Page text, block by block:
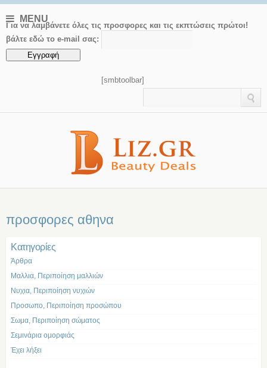
MENU
Για να λαμβάνετε όλες τις προσφορες και τις εκπτώσεις πρώτοι!
βάλτε εδώ το e-mail σας:
[smbtoolbar]
προσφορες αθηνα
Kατηγορίες
Άρθρα
Μαλλια, Περιποίηση μαλλιών
Νυχια, Περιποίηση νυχιών
Προσωπο, Περιποίηση προσώπου
Σωμα, Περιποίηση σώματος
Σεμινάρια ομορφιάς
Έχει λήξει